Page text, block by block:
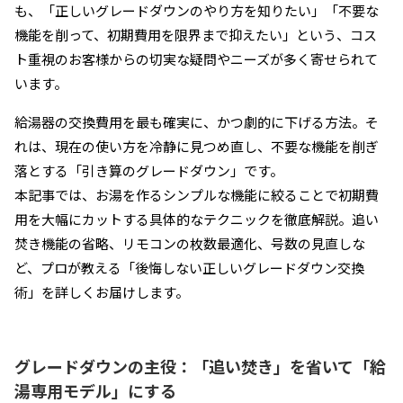
も、「正しいグレードダウンのやり方を知りたい」「不要な
機能を削って、初期費用を限界まで抑えたい」という、コス
ト重視のお客様からの切実な疑問やニーズが多く寄せられて
います。
給湯器の交換費用を最も確実に、かつ劇的に下げる方法。そ
れは、現在の使い方を冷静に見つめ直し、不要な機能を削ぎ
落とする「引き算のグレードダウン」です。
本記事では、お湯を作るシンプルな機能に絞ることで初期費
用を大幅にカットする具体的なテクニックを徹底解説。追い
焚き機能の省略、リモコンの枚数最適化、号数の見直しな
ど、プロが教える「後悔しない正しいグレードダウン交換
術」を詳しくお届けします。
グレードダウンの主役：「追い焚き」を省いて「給
湯専用モデル」にする